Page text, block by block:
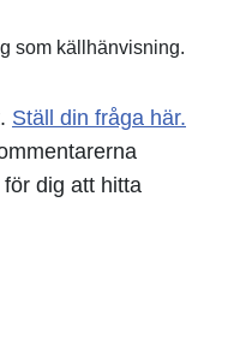
som källhänvisning.
Ställ din fråga här.
dig att hitta